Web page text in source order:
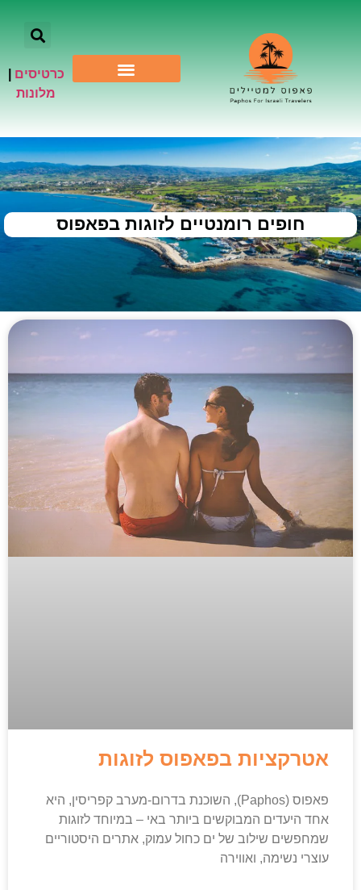
כרטיסים
מלונות
חופים רומנטיים לזוגות בפאפוס
אטרקציות בפאפוס לזוגות
פאפוס (Paphos), השוכנת בדרום-מערב קפריסין, היא
אחד היעדים המבוקשים ביותר באי – במיוחד לזוגות
שמחפשים שילוב של ים כחול עמוק, אתרים היסטוריים
עוצרי נשימה, ואווירה